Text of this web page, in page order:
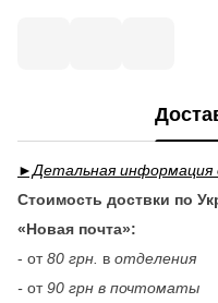
►Детальная информация
Стоимость доствки по
«Новая почта»:
- от80 грн. в отделения
- от90 грн в почтоматы